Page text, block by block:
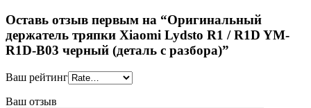
Оставь отзыв первым на “Оригинальный
держатель тряпки Xiaomi Lydsto R1 / R1D YM-
R1D-B03 черный (деталь с разбора)”
Ваш рейтинг
Ваш отзыв